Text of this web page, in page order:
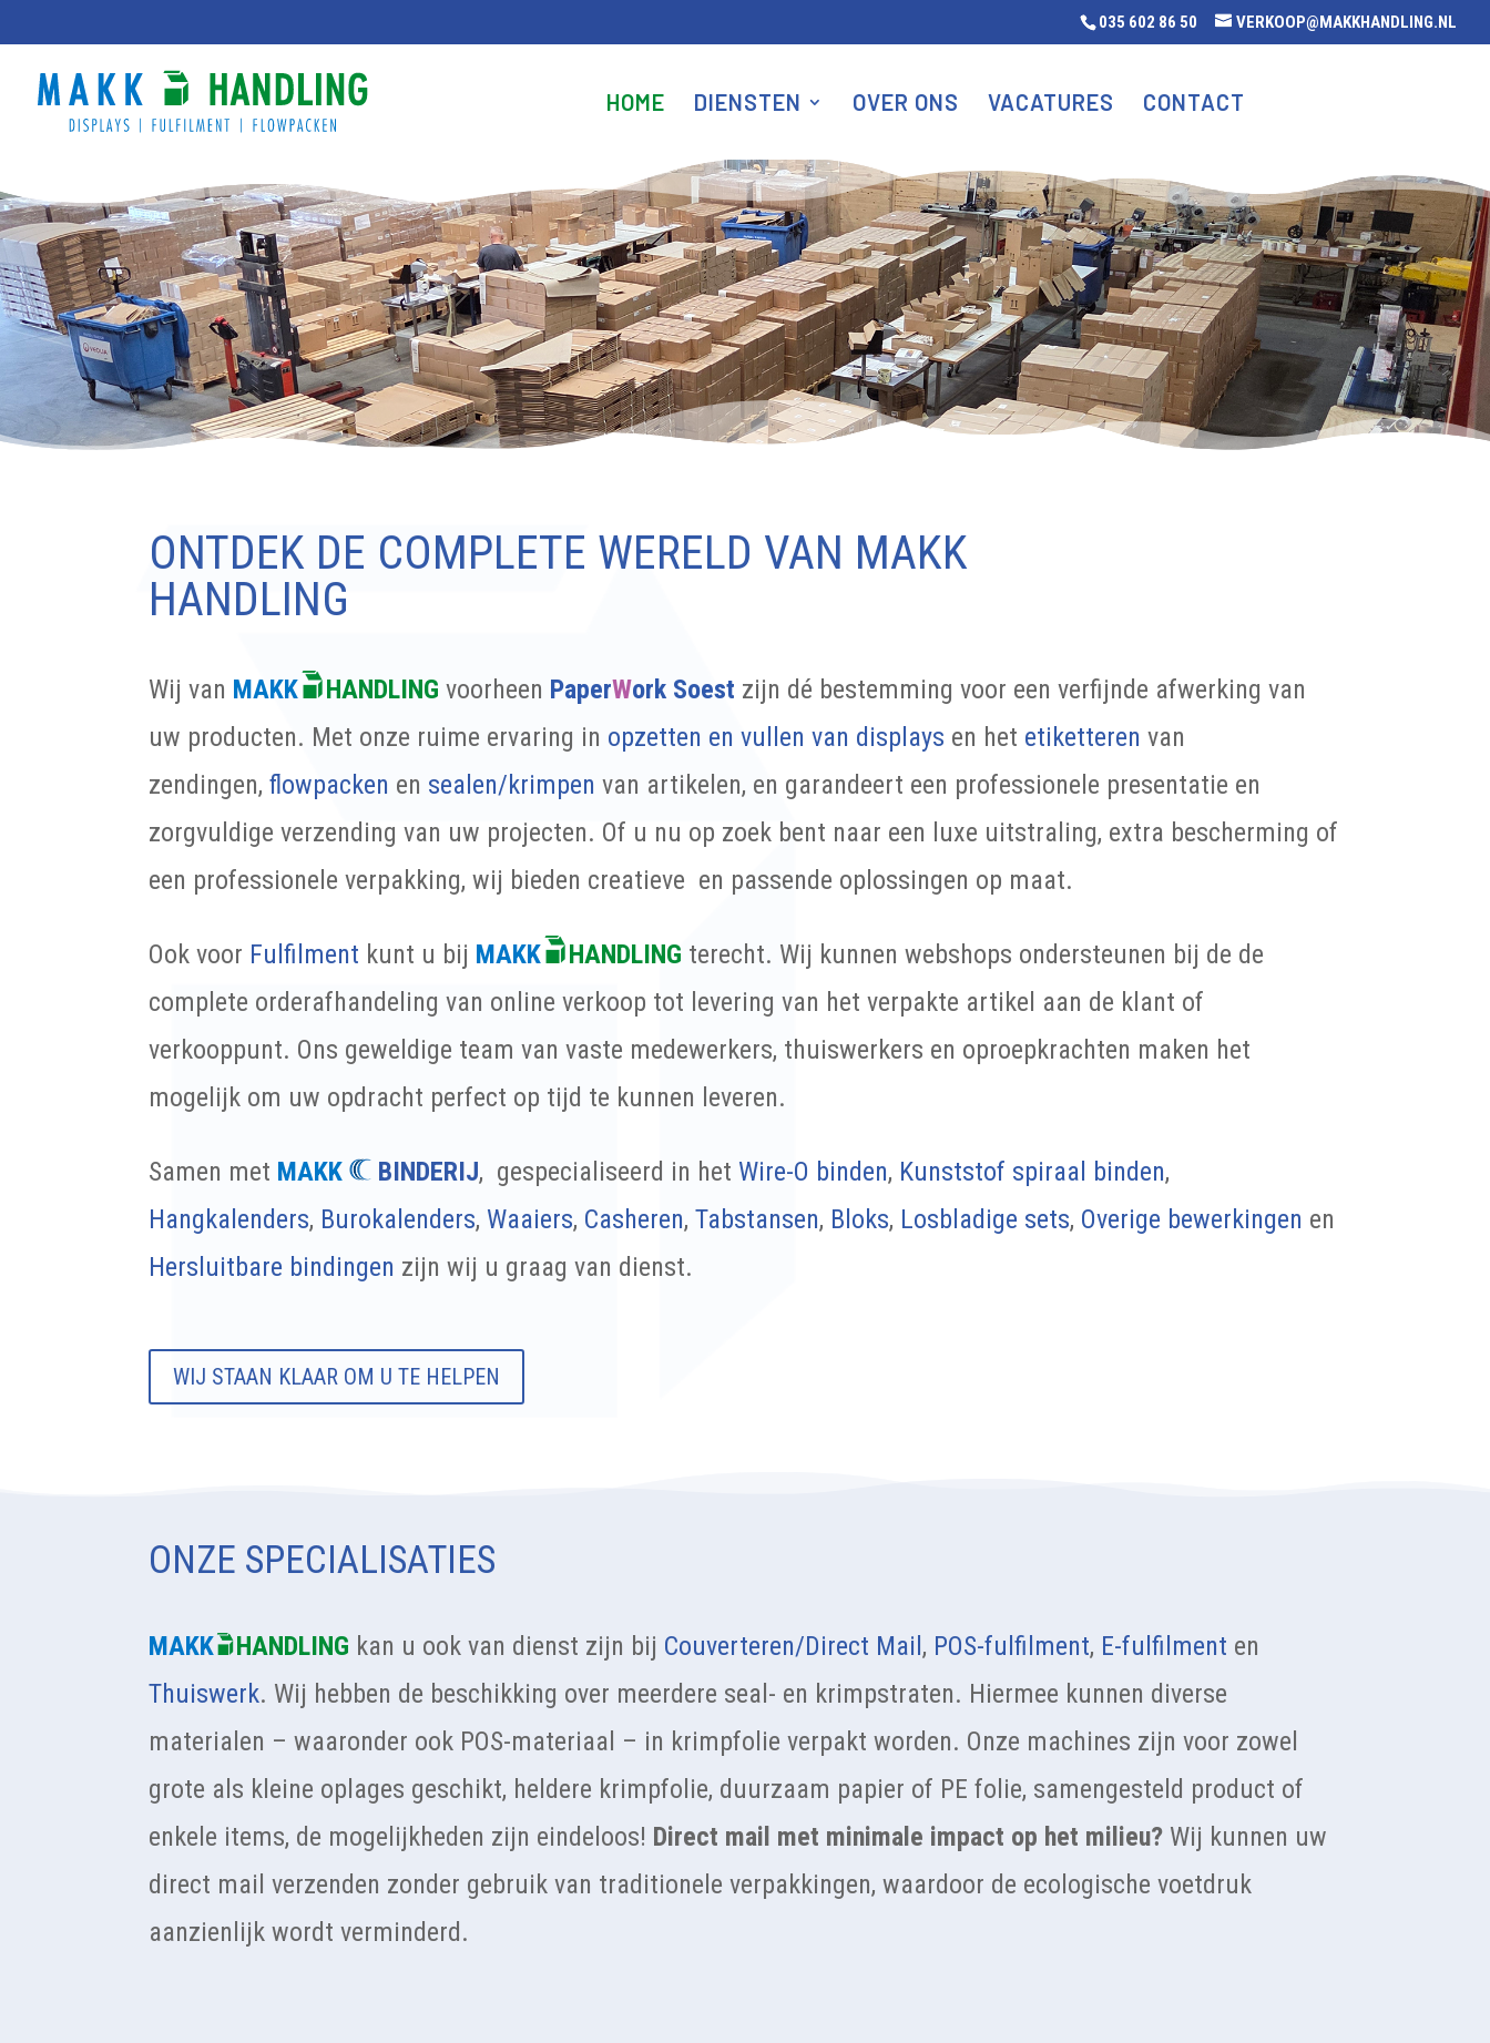
035 602 86 50 VERKOOP@MAKKHANDLING.NL
HOME DIENSTEN OVER ONS VACATURES CONTACT
ONTDEK DE COMPLETE WERELD VAN MAKK
HANDLING
Wij van MAKK HANDLINGvoorheen PaperWork Soest zijn dé bestemming voor een verfijnde afwerking van
uw producten. Met onze ruime ervaring in opzetten en vullen van displays en het etiketteren van
zendingen, flowpacken en sealen/krimpen van artikelen, en garandeert een professionele presentatie en
zorgvuldige verzending van uw projecten. Of u nu op zoek bent naar een luxe uitstraling, extra bescherming of
een professionele verpakking, wij bieden creatieve en passende oplossingen op maat.
Ook voor Fulfilment kunt u bij MAKK HANDLING terecht. Wij kunnen webshops ondersteunen bij de de
complete orderafhandeling van online verkoop tot levering van het verpakte artikel aan de klant of
verkooppunt. Ons geweldige team van vaste medewerkers, thuiswerkers en oproepkrachten maken het
mogelijk om uw opdracht perfect op tijd te kunnen leveren.
Samen met MAKK BINDERIJ, gespecialiseerd in het Wire-O binden, Kunststof spiraal binden,
Hangkalenders, Burokalenders, Waaiers, Casheren,Tabstansen, Bloks, Losbladige sets, Overige bewerkingen en
Hersluitbare bindingen zijn wij u graag van dienst.
WIJ STAAN KLAAR OM U TE HELPEN
ONZE SPECIALISATIES
MAKK HANDLING kan u ook van dienst zijn bij Couverteren/Direct Mail , POS-fulfilment, E-fulfilment en
Thuiswerk. Wij hebben de beschikking over meerdere seal- en krimpstraten. Hiermee kunnen diverse
materialen – waaronder ook POS-materiaal – in krimpfolie verpakt worden. Onze machines zijn voor zowel
grote als kleine oplages geschikt, heldere krimpfolie, duurzaam papier of PE folie, samengesteld product of
enkele items, de mogelijkheden zijn eindeloos! Direct mail met minimale impact op het milieu? Wij kunnen uw
direct mail verzenden zonder gebruik van traditionele verpakkingen, waardoor de ecologische voetdruk
aanzienlijk wordt verminderd.